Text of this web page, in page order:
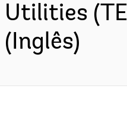
Utilities
(Inglês)